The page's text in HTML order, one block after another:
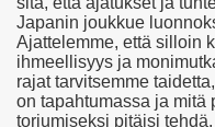
Japanin joukkue
Ajattelemme, että silloin
ihmeellisyys ja
rajat tarvitsemme
on tapahtumassa ja mitä
torjumiseksi pitäisi tehdä.
Erotiske Spill For